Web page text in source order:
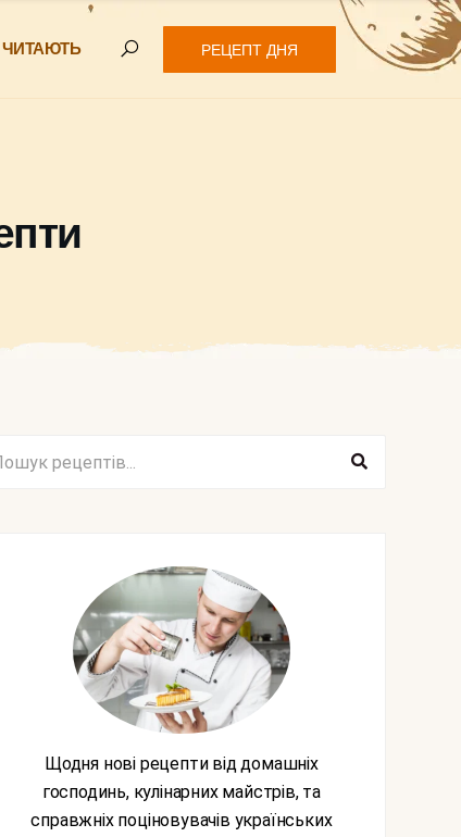
ЧИТАЮТЬ РЕЦЕПТ ДНЯ
Щодня нові рецепти від домашніх
господинь, кулінарних майстрів, та
справжніх поціновувачів українських